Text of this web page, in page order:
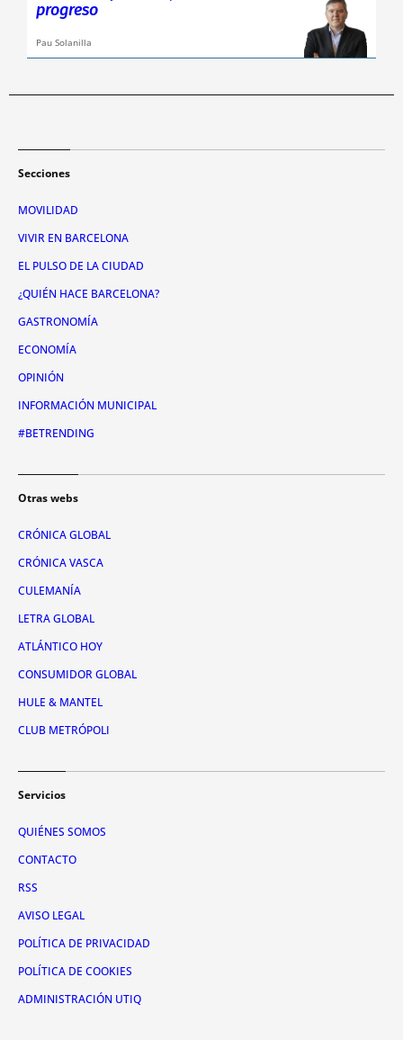
progreso
Pau Solanilla
Secciones
MOVILIDAD
VIVIR EN BARCELONA
EL PULSO DE LA CIUDAD
¿QUIÉN HACE BARCELONA?
GASTRONOMÍA
ECONOMÍA
OPINIÓN
INFORMACIÓN MUNICIPAL
#BETRENDING
Otras webs
CRÓNICA GLOBAL
CRÓNICA VASCA
CULEMANÍA
LETRA GLOBAL
ATLÁNTICO HOY
CONSUMIDOR GLOBAL
HULE & MANTEL
CLUB METRÓPOLI
Servicios
QUIÉNES SOMOS
CONTACTO
RSS
AVISO LEGAL
POLÍTICA DE PRIVACIDAD
POLÍTICA DE COOKIES
ADMINISTRACIÓN UTIQ